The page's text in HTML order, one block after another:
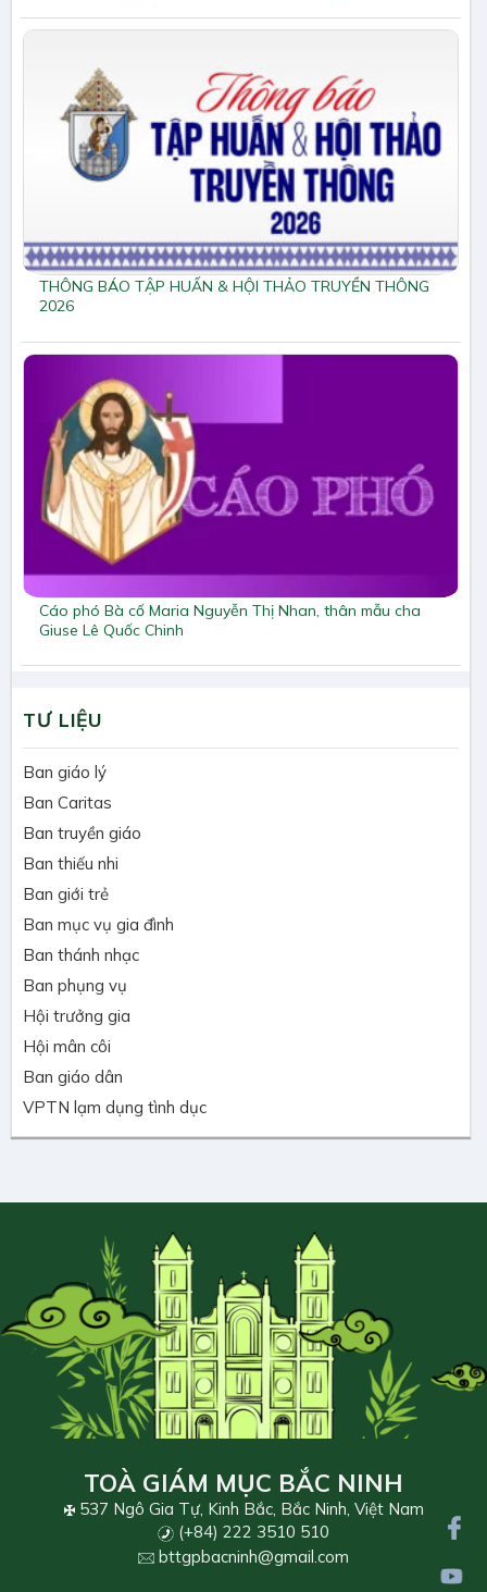
THÔNG BÁO TẬP HUẤN & HỘI THẢO TRUYỀN THÔNG
2026
Cáo phó Bà cố Maria Nguyễn Thị Nhan, thân mẫu cha
Giuse Lê Quốc Chinh
TƯ LIỆU
Ban giáo lý
Ban Caritas
Ban truyền giáo
Ban thiếu nhi
Ban giới trẻ
Ban mục vụ gia đình
Ban thánh nhạc
Ban phụng vụ
Hội trưởng gia
Hội mân côi
Ban giáo dân
VPTN lạm dụng tình dục
TOÀ GIÁM MỤC BẮC NINH
537 Ngô Gia Tự, Kinh Bắc, Bắc Ninh, Việt Nam
(+84) 222 3510 510
bttgpbacninh@gmail.com